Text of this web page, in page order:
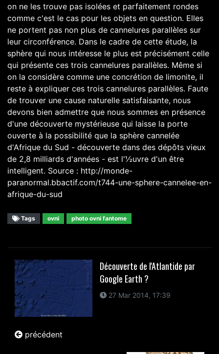
on ne les trouve pas isolées et parfaitement rondes
comme c'est le cas pour les objets en question. Elles
ne portent pas non plus de cannelures parallèles sur
leur circonférence. Dans le cadre de cette étude, la
sphère qui nous intéresse le plus est précisément celle
qui présente ces trois cannelures parallèles. Même si
on la considère comme une concrétion de limonite, il
reste à expliquer ces trois cannelures parallèles. Faute
de trouver une cause naturelle satisfaisante, nous
devons bien admettre que nous sommes en présence
d'une découverte mystérieuse qui laisse la porte
ouverte à la possibilité que la sphère cannelée
d'Afrique du Sud - découverte dans des dépôts vieux
de 2,8 milliards d'années - est l'½uvre d'un être
intelligent. Source : http://monde-
paranormal.bbactif.com/t744-une-sphere-cannelee-en-
afrique-du-sud
Tags ovni photo ovni fantome
Découverte de l'Atlantide par
Google Earth ?
27 Mar 2014, 17:39
précédent